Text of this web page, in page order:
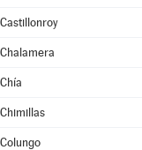
Castillonroy
Chalamera
Chía
Chimillas
Colungo